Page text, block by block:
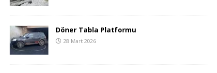
Döner Tabla Platformu
28 Mart 2026